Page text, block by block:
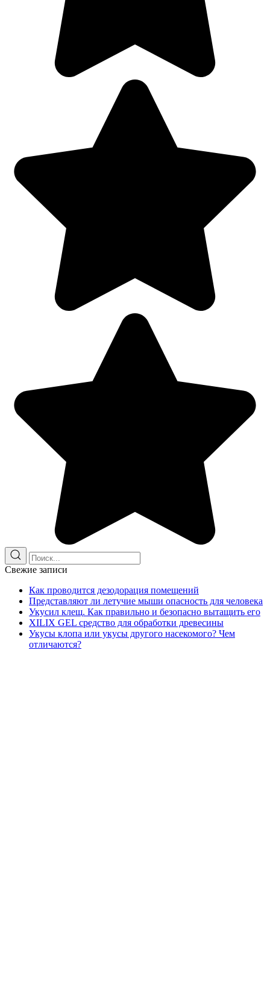
Свежие записи
Как проводится дезодорация помещений
Представляют ли летучие мыши опасность для человека
Укусил клещ. Как правильно и безопасно вытащить его
XILIX GEL средство для обработки древесины
Укусы клопа или укусы другого насекомого? Чем
отличаются?